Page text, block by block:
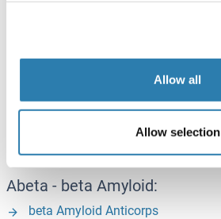
Allow all
Allow selection
NEK7 Anticorps
Abeta - beta Amyloid:
beta Amyloid Anticorps